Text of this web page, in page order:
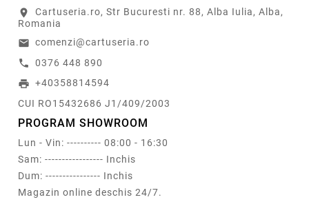
location_on
Cartuseria.ro, Str Bucuresti nr. 88, Alba Iulia, Alba,
Romania
email comenzi@cartuseria.ro
call 0376 448 890
print +40358814594
CUI RO15432686 J1/409/2003
PROGRAM SHOWROOM
Lun - Vin: ---------- 08:00 - 16:30
Sam: ----------------- Inchis
Dum: ---------------- Inchis
Magazin online deschis 24/7.